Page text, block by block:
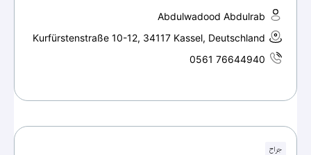
Abdulwadood Abdulrab
Kurfürstenstraße 10-12, 34117 Kassel, Deutschland
0561 76644940
جراح